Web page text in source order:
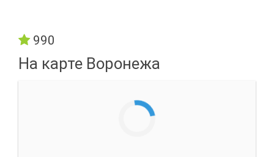
990
На карте Воронежа